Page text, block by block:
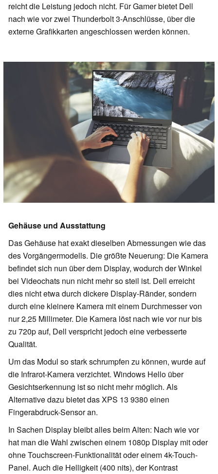
reicht die Leistung jedoch nicht. Für Gamer bietet Dell
nach wie vor zwei Thunderbolt 3-Anschlüsse, über die
externe Grafikkarten angeschlossen werden können.
Gehäuse und Ausstattung
Das Gehäuse hat exakt dieselben Abmessungen wie das
des Vorgängermodells. Die größte Neuerung: Die Kamera
befindet sich nun über dem Display, wodurch der Winkel
bei Videochats nun nicht mehr so steil ist. Dell erreicht
dies nicht etwa durch dickere Display-Ränder, sondern
durch eine kleinere Kamera mit einem Durchmesser von
nur 2,25 Millimeter. Die Kamera löst nach wie vor nur bis
zu 720p auf, Dell verspricht jedoch eine verbesserte
Qualität.
Um das Modul so stark schrumpfen zu können, wurde auf
die Infrarot-Kamera verzichtet. Windows Hello über
Gesichtserkennung ist so nicht mehr möglich. Als
Alternative dazu bietet das XPS 13 9380 einen
Fingerabdruck-Sensor an.
In Sachen Display bleibt alles beim Alten: Nach wie vor
hat man die Wahl zwischen einem 1080p Display mit oder
ohne Touchscreen-Funktionalität oder einem 4k-Touch-
Panel. Auch die Helligkeit (400 nits), der Kontrast